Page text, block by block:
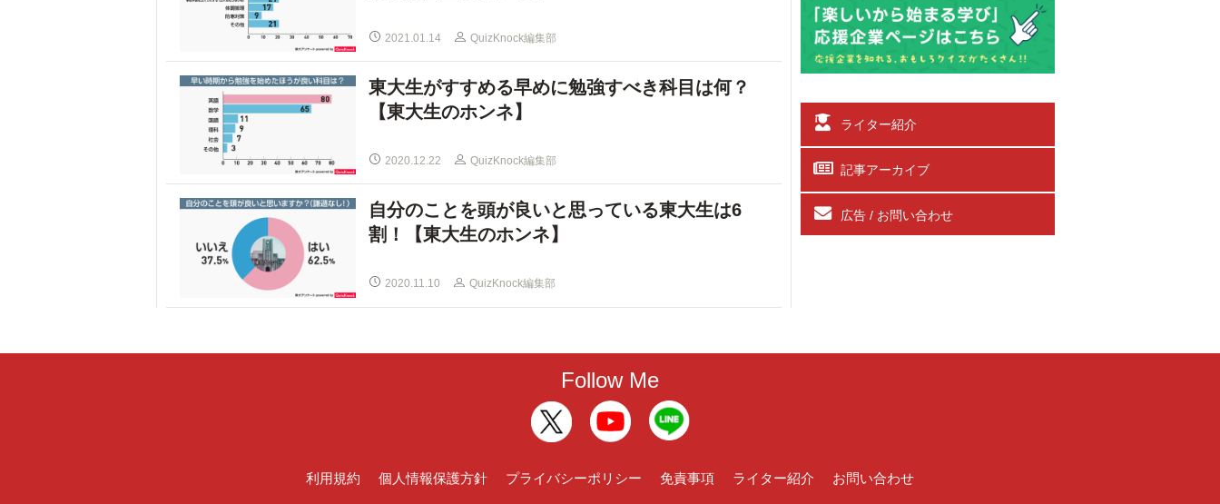
2021.01.14 QuizKnock編集部
東大生がすすめる早めに勉強すべき科目は何？
【東大生のホンネ】
2020.12.22 QuizKnock編集部
自分のことを頭が良いと思っている東大生は6
割！【東大生のホンネ】
2020.11.10 QuizKnock編集部
ライター紹介
記事アーカイブ
広告 / お問い合わせ
Follow Me
利用規約 個人情報保護方針 プライバシーポリシー 免責事項 ライター紹介 お問い合わせ